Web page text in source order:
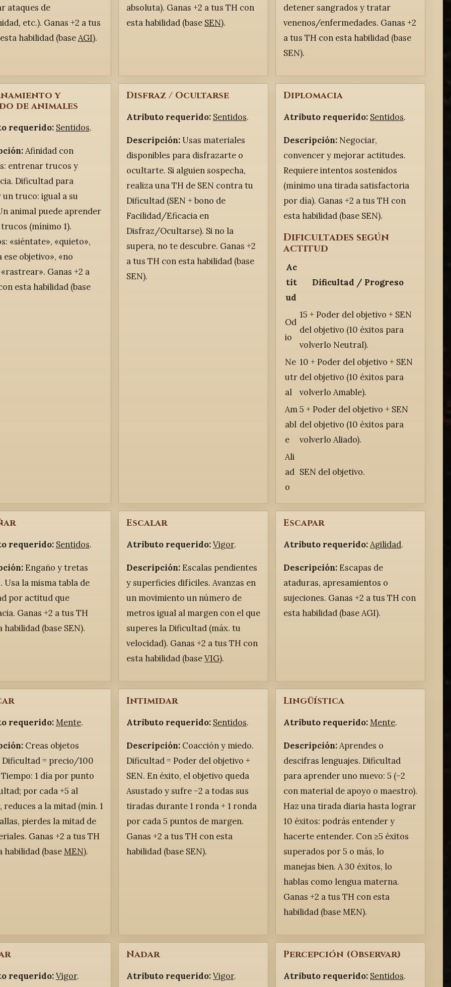
ataques de
etc.). Ganas +2 a tus
habilidad (baseAGI).
absoluta). Ganas +2 a tus TH con
esta habilidad (base SEN).
detener sangrados y tratar
venenos/enfermedades. Ganas +2
a tus TH con esta habilidad (base
SEN).
y
de animales
requerido: Sentidos.
Afinidad con
entrenar trucos y
Dificultad para
un truco: igual a su
animal puede aprender
trucos (mínimo 1).
«siéntate», «quieto»,
ese objetivo», «no
Ganas +2 a
esta habilidad (base
Disfraz / Ocultarse
Atributo requerido: Sentidos.
Descripción:Usas materiales
disponibles para disfrazarte o
ocultarte. Si alguien sospecha,
realiza una TH de SEN contra tu
Dificultad (SEN + bono de
Facilidad/Eficacia en
Disfraz/Ocultarse). Si no la
supera, no te descubre. Ganas +2
a tus TH con esta habilidad (base
SEN).
Diplomacia
Atributo requerido: Sentidos.
Descripción: Negociar,
convencer y mejorar actitudes.
Requiere intentos sostenidos
(mínimo una tirada satisfactoria
por día). Ganas +2 a tus TH con
esta habilidad (base SEN).
Dificultades según
actitud
Ac
tit
ud
Dificultad / Progreso
Od
io
15 + Poder del objetivo + SEN
del objetivo (10 éxitos para
volverlo Neutral).
Ne
utr
al
10 + Poder del objetivo + SEN
del objetivo (10 éxitos para
volverlo Amable).
Am
abl
e
5 + Poder del objetivo + SEN
del objetivo (10 éxitos para
volverlo Aliado).
Ali
ad
o
SEN del objetivo.
requerido: Sentidos.
Engaño y tretas
Usa la misma tabla de
por actitud que
Ganas +2 a tus TH
habilidad (base SEN).
Escalar
Atributo requerido:Vigor.
Descripción:Escalas pendientes
y superficies difíciles. Avanzas en
un movimiento un número de
metros igual al margen con el que
superes la Dificultad (máx. tu
velocidad). Ganas +2 a tus TH con
esta habilidad (baseVIG).
Escapar
Atributo requerido:Agilidad.
Descripción: Escapas de
ataduras, apresamientos o
sujeciones. Ganas +2 a tus TH con
esta habilidad (base AGI).
requerido:Mente.
Creas objetos
Dificultad = precio/100
Tiempo: 1 día por punto
por cada +5 al
reduces a la mitad (mín. 1
pierdes la mitad de
Ganas +2 a tus TH
habilidad (baseMEN).
Intimidar
Atributo requerido: Sentidos.
Descripción:Coacción y miedo.
Dificultad = Poder del objetivo +
SEN. En éxito, el objetivo queda
Asustado y sufre −2 a todas sus
tiradas durante 1 ronda + 1 ronda
por cada 5 puntos de margen.
Ganas +2 a tus TH con esta
habilidad (base SEN).
Lingüística
Atributo requerido:Mente.
Descripción:Aprendes o
descifras lenguajes. Dificultad
para aprender uno nuevo: 5 (−2
con material de apoyo o maestro).
Haz una tirada diaria hasta lograr
10 éxitos: podrás entender y
hacerte entender. Con ≥5 éxitos
superados por 5 o más, lo
manejas bien. A 30 éxitos, lo
hablas como lengua materna.
Ganas +2 a tus TH con esta
habilidad (base MEN).
requerido:Vigor.
Nadar
Atributo requerido:Vigor.
Percepción (Observar)
Atributo requerido: Sentidos.